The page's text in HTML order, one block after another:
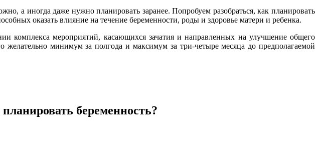
а иногда даже нужно планировать заранее. Попробуем разобраться, как планировать
оказать влияние на течение беременности, роды и здоровье матери и ребенка.
комплекса мероприятий, касающихся зачатия и направленных на улучшение общего
желательно минимум за полгода и максимум за три-четыре месяца до предполагаемой
беременность?